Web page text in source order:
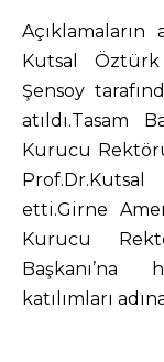
Kutsal
Şensoy
atıldı.Tasam
Kurucu
etti.Girne
Kurucu
katılımları